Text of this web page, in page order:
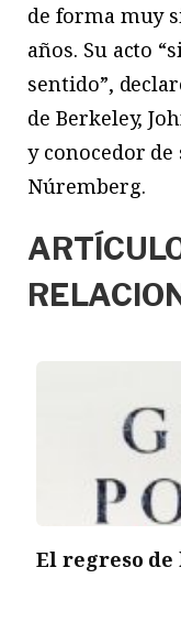
de forma muy
años. Su acto
sentido”,
de Berkeley,
y conocedor
Núremberg.
El regreso